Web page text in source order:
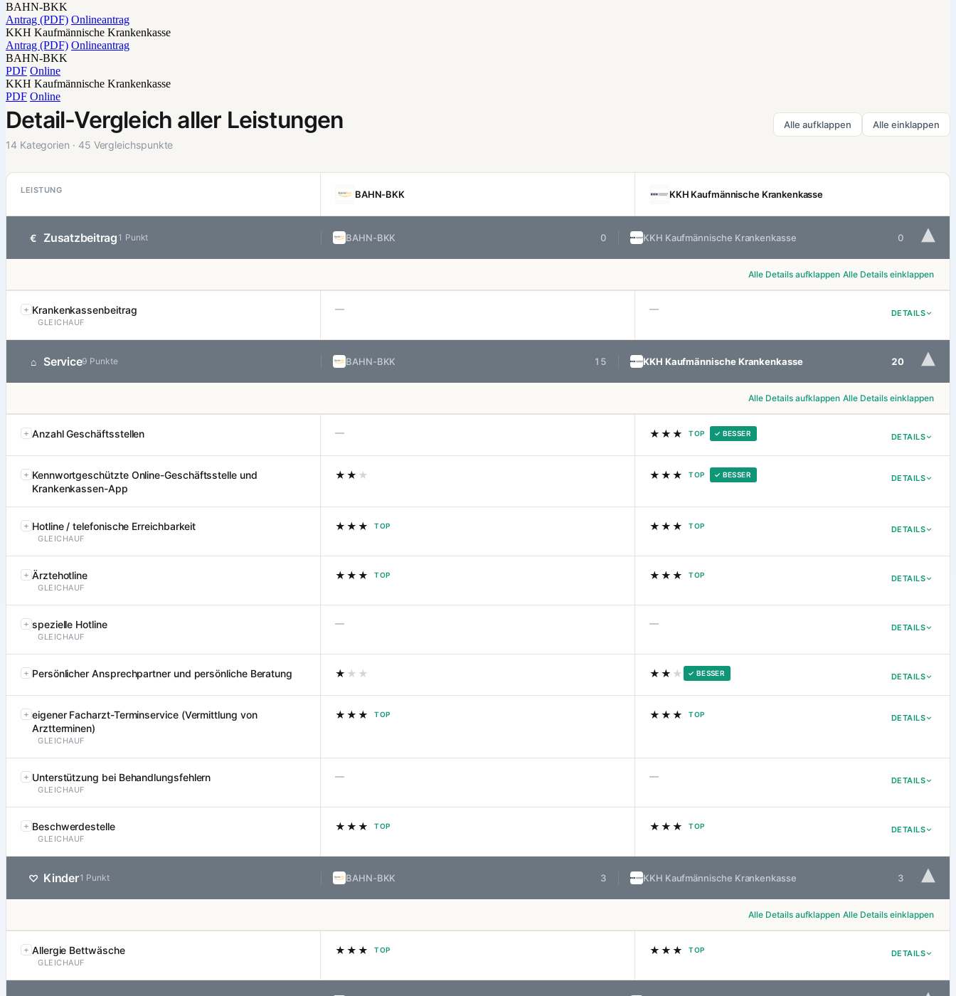
BAHN-BKK
Antrag (PDF) Onlineantrag
KKH Kaufmännische Krankenkasse
Antrag (PDF) Onlineantrag
BAHN-BKK
PDF Online
KKH Kaufmännische Krankenkasse
PDF Online
Detail-Vergleich aller Leistungen
14 Kategorien · 45 Vergleichspunkte
Alle aufklappen Alle einklappen
LEISTUNG BAHN-BKK KKH Kaufmännische Krankenkasse
€ Zusatzbeitrag 1 Punkt BAHN-BKK 0 KKH Kaufmännische Krankenkasse 0 ▾
Alle Details aufklappen Alle Details einklappen
DETAILS
Krankenkassenbeitrag
GLEICHAUF
— —
⌂ Service9 Punkte BAHN-BKK 15 KKH Kaufmännische Krankenkasse 20 ▾
Alle Details aufklappen Alle Details einklappen
DETAILS
Anzahl Geschäftsstellen — ★★★ TOP ✓ BESSER
DETAILS
Kennwortgeschützte Online-Geschäftsstelle und
Krankenkassen-App
★★ ★ ★★★ TOP ✓ BESSER
DETAILS
Hotline / telefonische Erreichbarkeit
GLEICHAUF
★★★ TOP ★★★ TOP
DETAILS
Ärztehotline
GLEICHAUF
★★★ TOP ★★★ TOP
DETAILS
spezielle Hotline
GLEICHAUF
— —
DETAILS
Persönlicher Ansprechpartner und persönliche Beratung ★ ★★ ★★ ★ ✓ BESSER
DETAILS
eigener Facharzt-Terminservice (Vermittlung von
Arztterminen)
GLEICHAUF
★★★ TOP ★★★ TOP
DETAILS
Unterstützung bei Behandlungsfehlern
GLEICHAUF
— —
DETAILS
Beschwerdestelle
GLEICHAUF
★★★ TOP ★★★ TOP
♡ Kinder1 Punkt BAHN-BKK 3 KKH Kaufmännische Krankenkasse 3 ▾
Alle Details aufklappen Alle Details einklappen
DETAILS
Allergie Bettwäsche
GLEICHAUF
★★★ TOP ★★★ TOP